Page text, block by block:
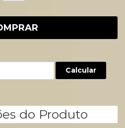
Calcular
do Produto